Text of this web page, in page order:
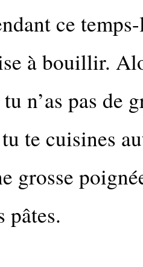
ce
à bouillir.
n’as pas de
te cuisines
grosse
pâtes.